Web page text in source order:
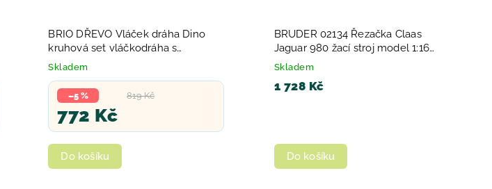
BRIO DŘEVO Vláček dráha Dino
kruhová set vláčkodráha s
dinosaurem
Skladem
819 Kč
–5 %
772 Kč
Do košíku
BRUDER 02134 Řezačka Claas
Jaguar 980 žací stroj model 1:16
plast
Skladem
1 728 Kč
Do košíku